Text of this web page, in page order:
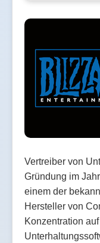
Vertreiber von
Gründung im
einem der
Hersteller von
Konzentration